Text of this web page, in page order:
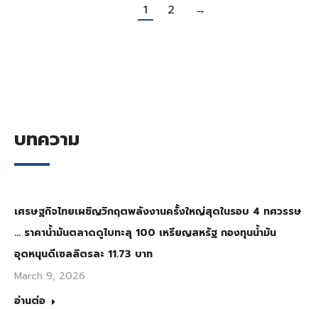
1 2 →
บทความ
เศรษฐกิจไทยเผชิญวิกฤตพลังงานครั้งใหญ่สุดในรอบ 4 ทศวรรษ
… ราคาน้ำมันตลาดดูไบทะลุ 100 เหรียญสหรัฐ กองทุนน้ำมัน
อุดหนุนดีเซลลิตรละ 11.73 บาท
March 9, 2026
อ่านต่อ